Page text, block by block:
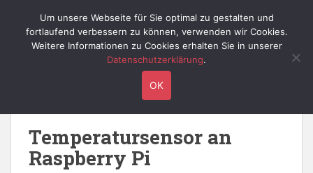
Willy's Technik-Blog
wasserdicht
Temperatursensor an
Raspberry Pi
Um unsere Webseite für Sie optimal zu gestalten und
fortlaufend verbessern zu können, verwenden wir Cookies.
Weitere Informationen zu Cookies erhalten Sie in unserer
Datenschutzerklärung.
OK